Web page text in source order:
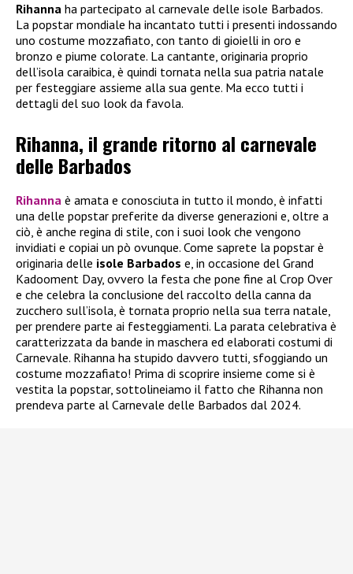
Rihanna ha partecipato al carnevale delle isole Barbados.
La popstar mondiale ha incantato tutti i presenti indossando
uno costume mozzafiato, con tanto di gioielli in oro e
bronzo e piume colorate. La cantante, originaria proprio
dell’isola caraibica, è quindi tornata nella sua patria natale
per festeggiare assieme alla sua gente. Ma ecco tutti i
dettagli del suo look da favola.
Rihanna, il grande ritorno al carnevale
delle Barbados
Rihanna è amata e conosciuta in tutto il mondo, è infatti
una delle popstar preferite da diverse generazioni e, oltre a
ciò, è anche regina di stile, con i suoi look che vengono
invidiati e copiai un pò ovunque. Come saprete la popstar è
originaria delle isole Barbados e, in occasione del Grand
Kadooment Day, ovvero la festa che pone fine al Crop Over
e che celebra la conclusione del raccolto della canna da
zucchero sull’isola, è tornata proprio nella sua terra natale,
per prendere parte ai festeggiamenti. La parata celebrativa è
caratterizzata da bande in maschera ed elaborati costumi di
Carnevale. Rihanna ha stupido davvero tutti, sfoggiando un
costume mozzafiato! Prima di scoprire insieme come si è
vestita la popstar, sottolineiamo il fatto che Rihanna non
prendeva parte al Carnevale delle Barbados dal 2024.